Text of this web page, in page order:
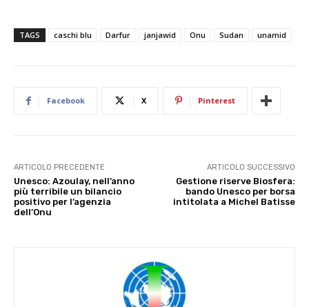
TAGS caschi blu Darfur janjawid Onu Sudan unamid
Facebook X Pinterest
ARTICOLO PRECEDENTE
Unesco: Azoulay, nell’anno
più terribile un bilancio
positivo per l’agenzia
dell’Onu
ARTICOLO SUCCESSIVO
Gestione riserve Biosfera:
bando Unesco per borsa
intitolata a Michel Batisse